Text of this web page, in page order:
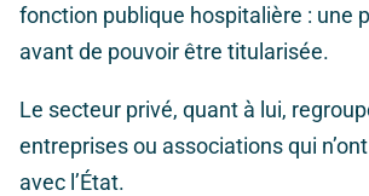
fonction publique hospitalière : une
avant de pouvoir être titularisée.
Le secteur privé, quant à lui,
entreprises ou associations qui
avec l’État.